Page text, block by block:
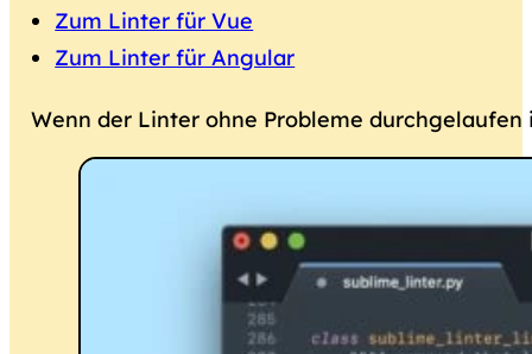
Zum Linter für Vue
Zum Linter für Angular
Wenn der Linter ohne Probleme